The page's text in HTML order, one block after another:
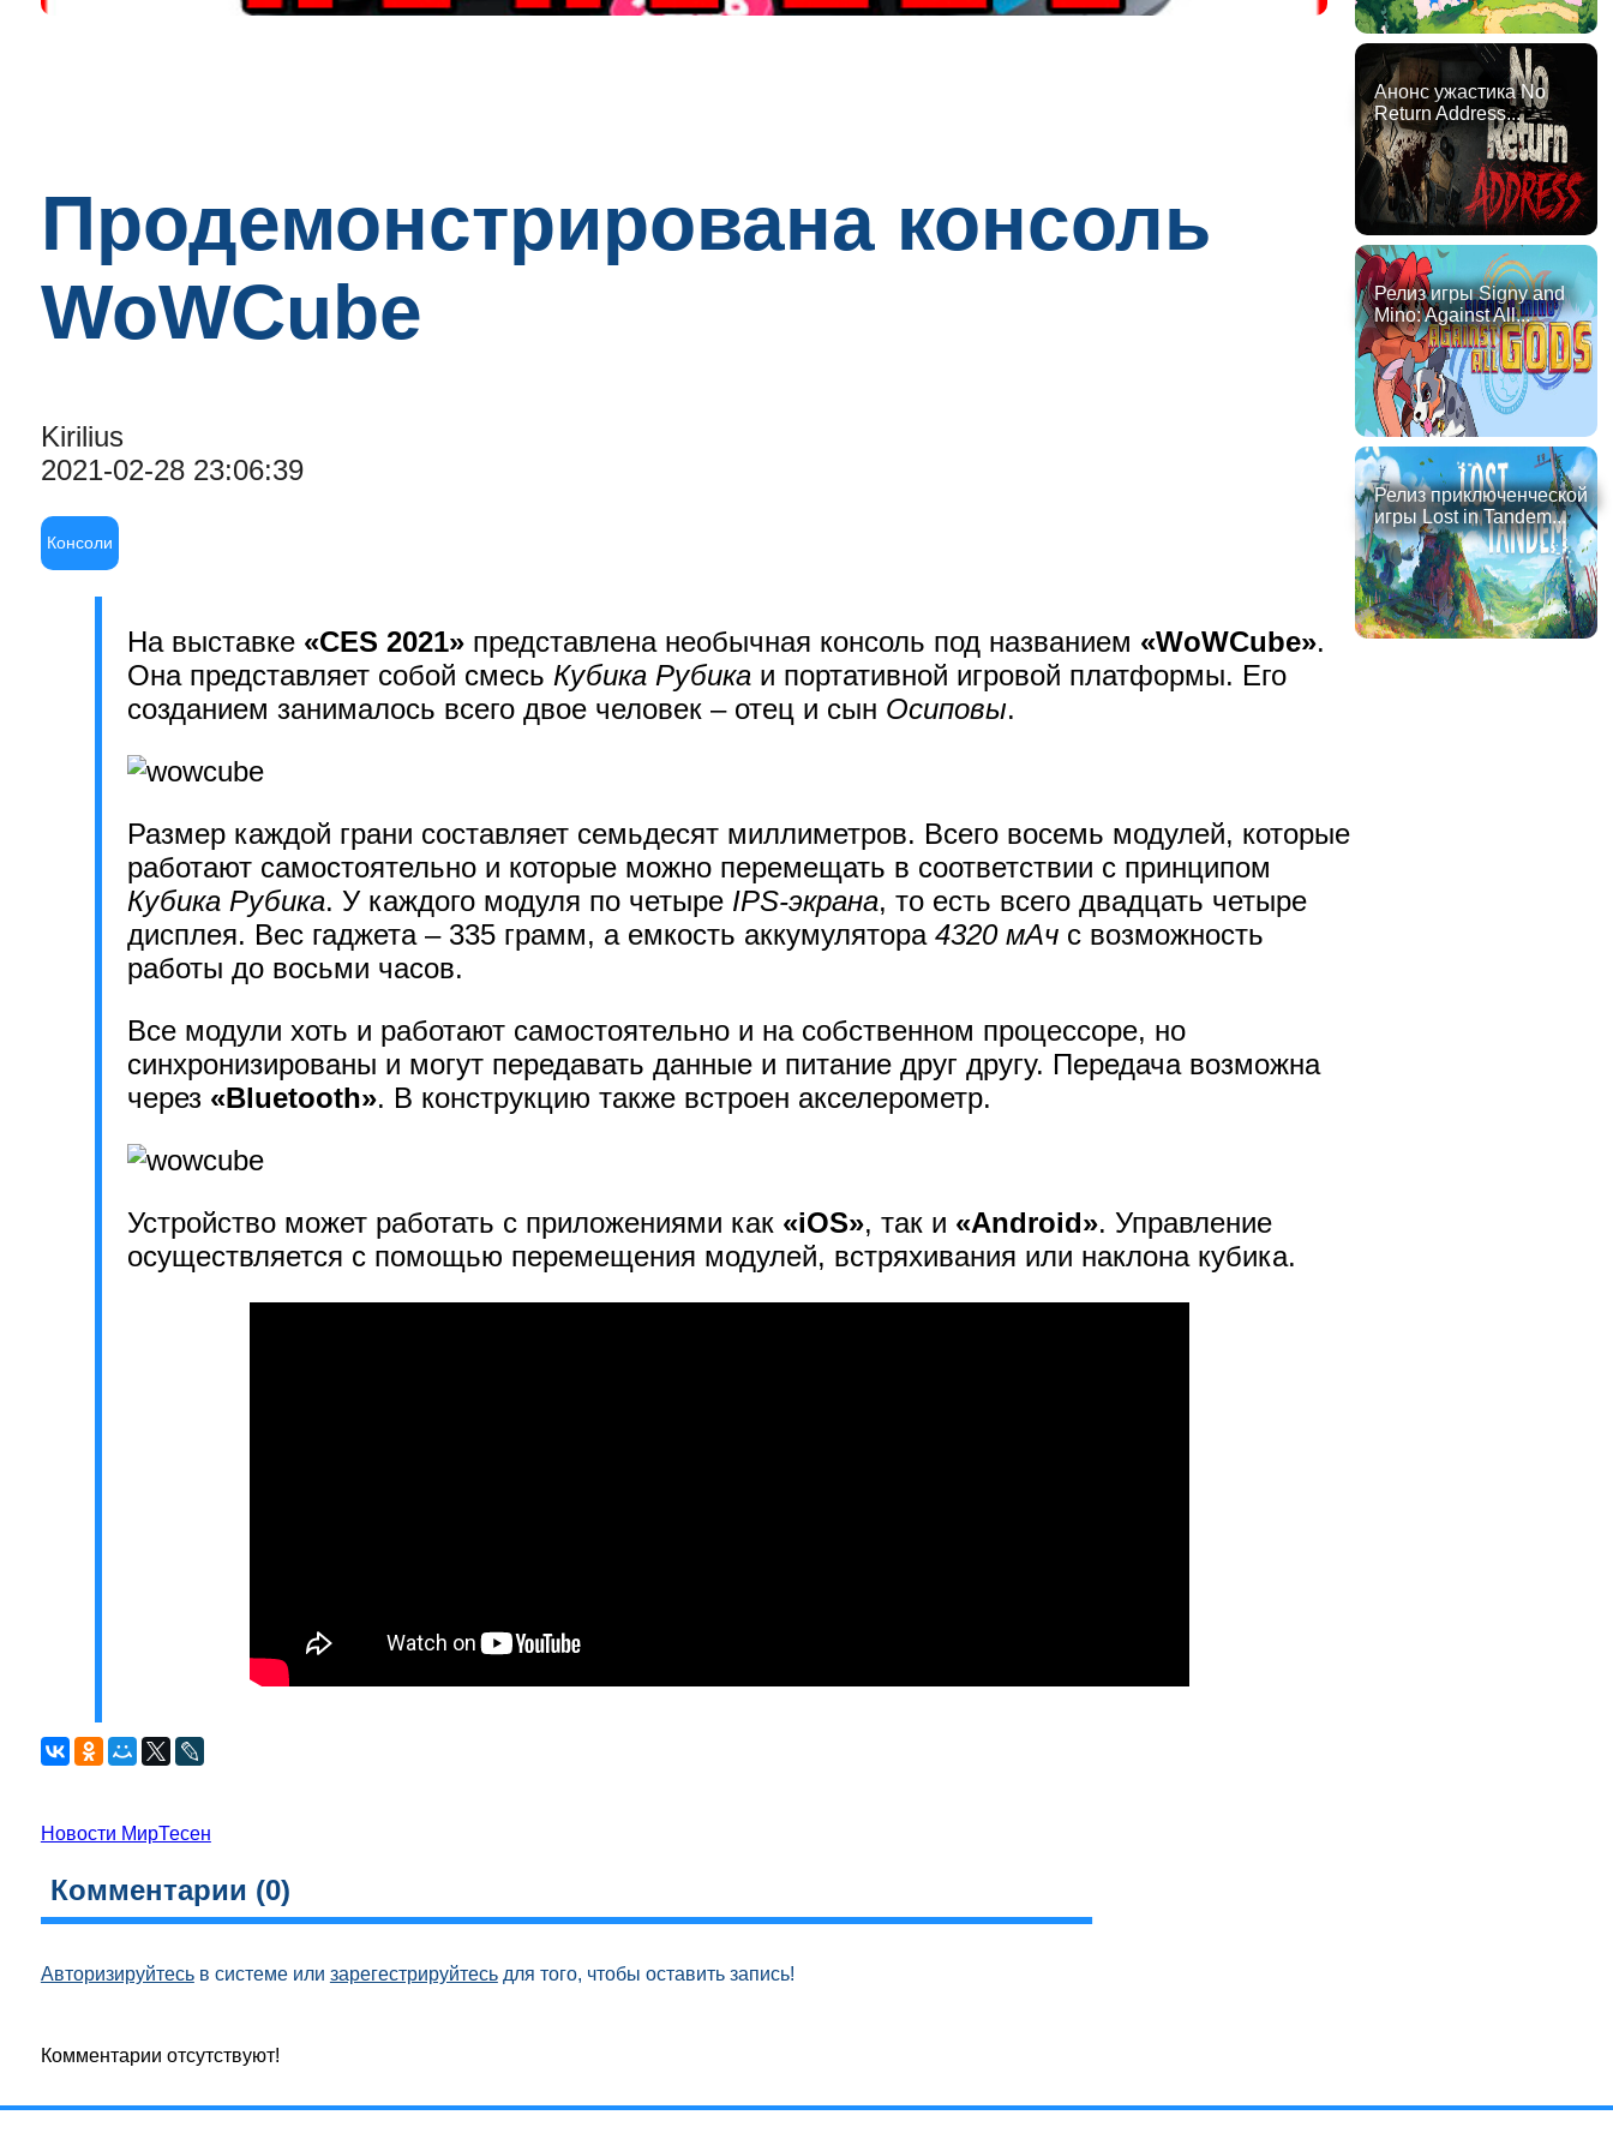
Продемонстрирована консоль
WoWCube
Kirilius
2021-02-28 23:06:39
Консоли
На выставке «CES 2021» представлена необычная консоль под названием «WoWCube».
Она представляет собой смесь Кубика Рубика и портативной игровой платформы. Его
созданием занималось всего двое человек – отец и сын Осиповы.
Размер каждой грани составляет семьдесят миллиметров. Всего восемь модулей, которые
работают самостоятельно и которые можно перемещать в соответствии с принципом
Кубика Рубика. У каждого модуля по четыре IPS-экрана, то есть всего двадцать четыре
дисплея. Вес гаджета – 335 грамм, а емкость аккумулятора 4320 мАч с возможность
работы до восьми часов.
Все модули хоть и работают самостоятельно и на собственном процессоре, но
синхронизированы и могут передавать данные и питание друг другу. Передача возможна
через «Bluetooth». В конструкцию также встроен акселерометр.
Устройство может работать с приложениями как «iOS», так и «Android». Управление
осуществляется с помощью перемещения модулей, встряхивания или наклона кубика.
Новости МирТесен
Комментарии (0)
Авторизируйтесьв системе или зарегестрируйтесьдля того, чтобы оставить запись!
Комментарии отсутствуют!
Анонс ужастика No
Return Address...
Релиз игры Signy and
Mino: Against All...
Релиз приключенческой
игры Lost in Tandem...